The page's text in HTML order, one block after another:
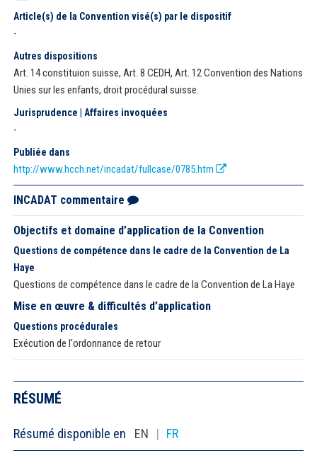
Article(s) de la Convention visé(s) par le dispositif
-
Autres dispositions
Art. 14 constituion suisse, Art. 8 CEDH, Art. 12 Convention des Nations
Unies sur les enfants, droit procédural suisse.
Jurisprudence | Affaires invoquées
-
Publiée dans
http://www.hcch.net/incadat/fullcase/0785.htm
INCADAT commentaire
Objectifs et domaine d’application de la Convention
Questions de compétence dans le cadre de la Convention de La
Haye
Questions de compétence dans le cadre de la Convention de La Haye
Mise en œuvre & difficultés d’application
Questions procédurales
Exécution de l'ordonnance de retour
RÉSUMÉ
Résumé disponible en EN | FR